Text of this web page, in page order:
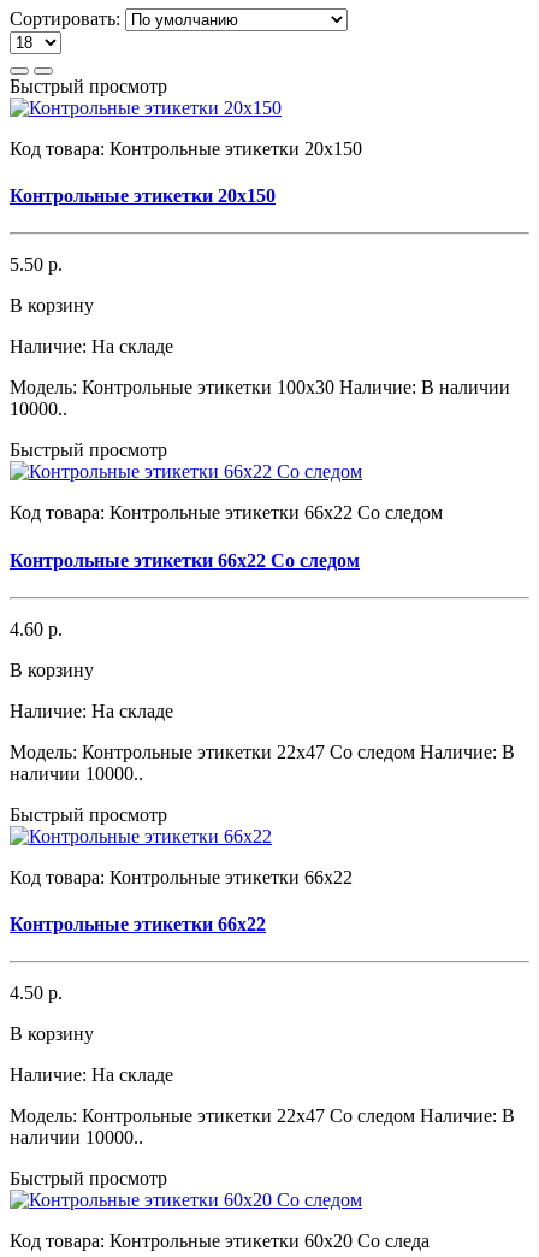
Сортировать:
Быстрый просмотр
Код товара: Контрольные этикетки 20x150
Контрольные этикетки 20x150
5.50 р.
В корзину
Наличие: На складе
Модель: Контрольные этикетки 100x30 Наличие: В наличии
10000..
Быстрый просмотр
Код товара: Контрольные этикетки 66x22 Со следом
Контрольные этикетки 66x22 Со следом
4.60 р.
В корзину
Наличие: На складе
Модель: Контрольные этикетки 22x47 Со следом Наличие: В
наличии 10000..
Быстрый просмотр
Код товара: Контрольные этикетки 66x22
Контрольные этикетки 66x22
4.50 р.
В корзину
Наличие: На складе
Модель: Контрольные этикетки 22x47 Со следом Наличие: В
наличии 10000..
Быстрый просмотр
Код товара: Контрольные этикетки 60x20 Со следа